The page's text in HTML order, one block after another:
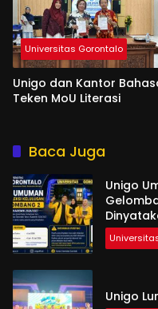
Universitas Gorontalo
Unigo dan Kantor
Teken MoU Literasi
Baca Juga
Unigo
Unigo